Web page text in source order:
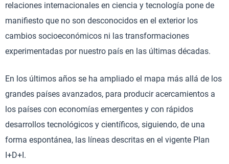
relaciones internacionales en ciencia y tecnología pone de
manifiesto que no son desconocidos en el exterior los
cambios socioeconómicos ni las transformaciones
experimentadas por nuestro país en las últimas décadas.
En los últimos años se ha ampliado el mapa más allá de los
grandes países avanzados, para producir acercamientos a
los países con economías emergentes y con rápidos
desarrollos tecnológicos y científicos, siguiendo, de una
forma espontánea, las líneas descritas en el vigente Plan
I+D+I.